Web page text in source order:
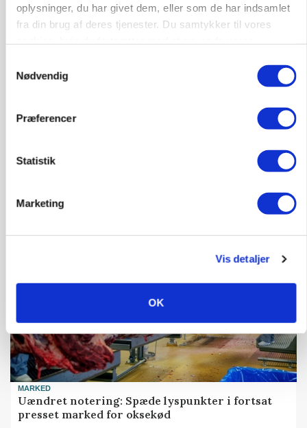
oplysninger, du har givet dem, eller som de har indsamlet
fra din brug af deres tjenester. Du samtykker til vores
Nødvendig
Præferencer
Statistik
Marketing
Vis detaljer
OK
Snart kan man søge tilskud til naturprojekter
PLANTER
Før såmaskinen kører: Her er efterårets største
MARKED
Uændret notering: Spæde lyspunkter i fortsat
presset marked for oksekød